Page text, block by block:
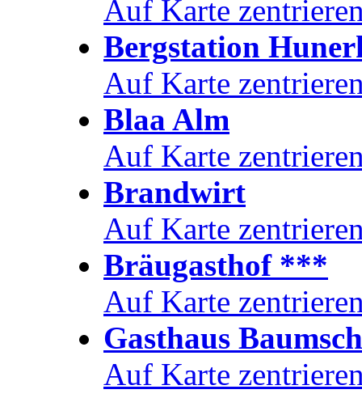
Auf Karte
Bergstation
Auf Karte
Blaa Alm
Auf Karte
Brandwirt
Auf Karte
Bräugasthof ***
Auf Karte
Gasthaus
Auf Karte